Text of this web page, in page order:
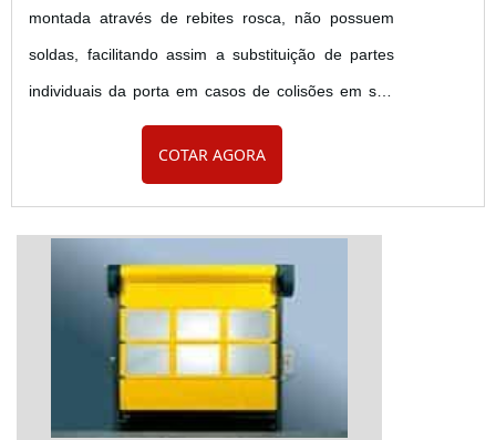
montada através de rebites rosca, não possuem
soldas, facilitando assim a substituição de partes
individuais da porta em casos de colisões em sua
estrutura. As colunas são produzidas em perfil de
alumínio natural, podendo ter seu acabamento em
inox. Possui excelente vedação lateral. Resistência:
Possuem sistema de aquecimento nas colunas
realizado a...
COTAR AGORA